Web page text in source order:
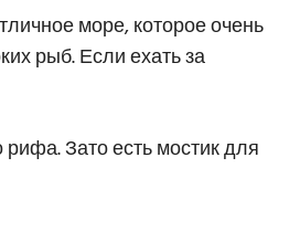
море, которое очень
рыб. Если ехать за
Зато есть мостик для